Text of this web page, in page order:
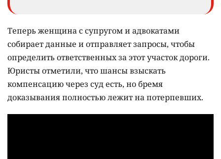
Теперь женщина с супругом и адвокатами
собирает данные и отправляет запросы, чтобы
определить ответственных за этот участок дороги.
Юристы отметили, что шансы взыскать
компенсацию через суд есть, но бремя
доказывания полностью лежит на потерпевших.